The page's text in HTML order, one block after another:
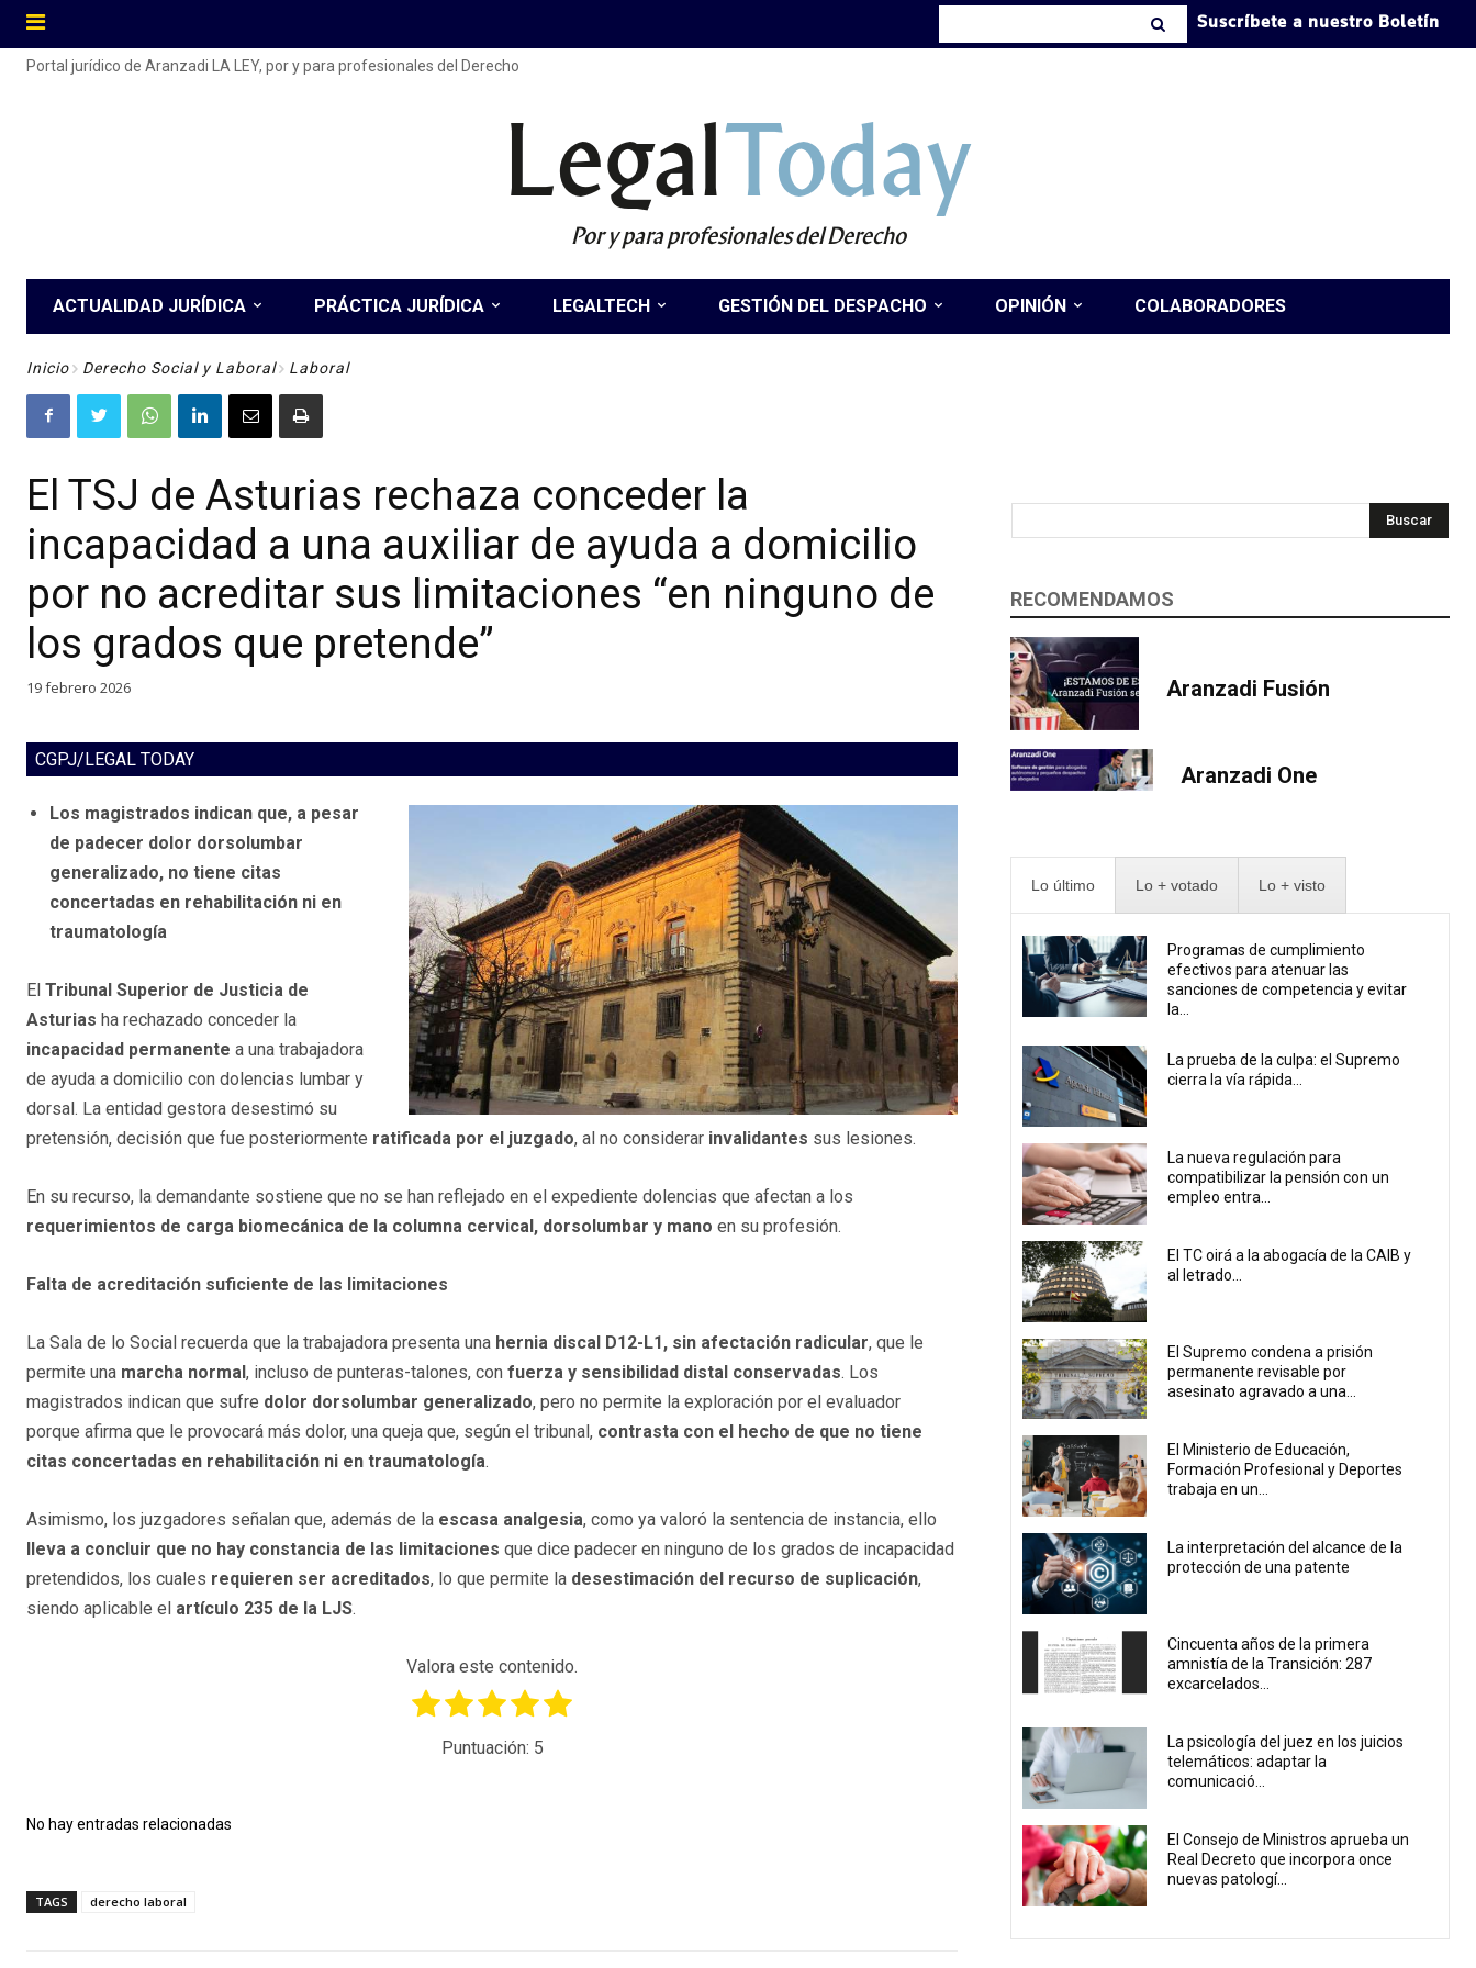
Suscríbete a nuestro Boletín
Portal jurídico de Aranzadi LA LEY, por y para profesionales del Derecho
LegalToday
Por y para profesionales del Derecho
ACTUALIDAD JURÍDICA PRÁCTICA JURÍDICA LEGALTECH GESTIÓN DEL DESPACHO OPINIÓN COLABORADORES
Inicio Derecho Social y Laboral Laboral
El TSJ de Asturias rechaza conceder la
incapacidad a una auxiliar de ayuda a domicilio
por no acreditar sus limitaciones “en ninguno de
los grados que pretende”
19 febrero 2026
CGPJ/LEGAL TODAY
Los magistrados indican que, a pesar
de padecer dolor dorsolumbar
generalizado, no tiene citas
concertadas en rehabilitación ni en
traumatología
El Tribunal Superior de Justicia de
Asturias ha rechazado conceder la
incapacidad permanente a una trabajadora
de ayuda a domicilio con dolencias lumbar y
dorsal. La entidad gestora desestimó su
pretensión, decisión que fue posteriormente ratificada por el juzgado, al no considerar invalidantes sus lesiones.
En su recurso, la demandante sostiene que no se han reflejado en el expediente dolencias que afectan a los
requerimientos de carga biomecánica de la columna cervical, dorsolumbar y mano en su profesión.
Falta de acreditación suficiente de las limitaciones
La Sala de lo Social recuerda que la trabajadora presenta una hernia discal D12-L1, sin afectación radicular, que le
permite una marcha normal , incluso de punteras-talones, con fuerza y sensibilidad distal conservadas. Los
magistrados indican que sufre dolor dorsolumbar generalizado, pero no permite la exploración por el evaluador
porque afirma que le provocará más dolor, una queja que, según el tribunal, contrasta con el hecho de que no tiene
citas concertadas en rehabilitación ni en traumatología.
Asimismo, los juzgadores señalan que, además de la escasa analgesia, como ya valoró la sentencia de instancia, ello
lleva a concluir que no hay constancia de las limitaciones que dice padecer en ninguno de los grados de incapacidad
pretendidos, los cuales requieren ser acreditados, lo que permite la desestimación del recurso de suplicación,
siendo aplicable el artículo 235 de la LJS.
Valora este contenido.
Puntuación: 5
No hay entradas relacionadas
TAGS derecho laboral
Buscar
RECOMENDAMOS
Aranzadi Fusión
Aranzadi One
Lo último Lo + votado Lo + visto
Programas de cumplimiento
efectivos para atenuar las
sanciones de competencia y evitar
la...
La prueba de la culpa: el Supremo
cierra la vía rápida...
La nueva regulación para
compatibilizar la pensión con un
empleo entra...
El TC oirá a la abogacía de la CAIB y
al letrado...
El Supremo condena a prisión
permanente revisable por
asesinato agravado a una...
El Ministerio de Educación,
Formación Profesional y Deportes
trabaja en un...
La interpretación del alcance de la
protección de una patente
Cincuenta años de la primera
amnistía de la Transición: 287
excarcelados...
La psicología del juez en los juicios
telemáticos: adaptar la
comunicació...
El Consejo de Ministros aprueba un
Real Decreto que incorpora once
nuevas patologí...